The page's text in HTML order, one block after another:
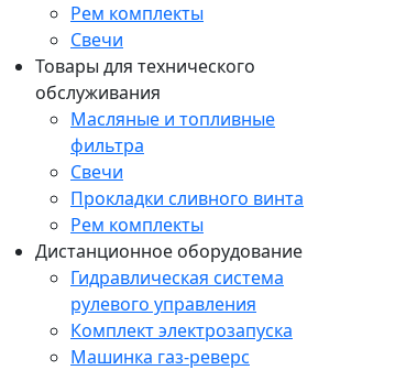
Рем комплекты
Свечи
Товары для технического
обслуживания
Масляные и топливные
фильтра
Свечи
Прокладки сливного винта
Рем комплекты
Дистанционное оборудование
Гидравлическая система
рулевого управления
Комплект электрозапуска
Машинка газ-реверс